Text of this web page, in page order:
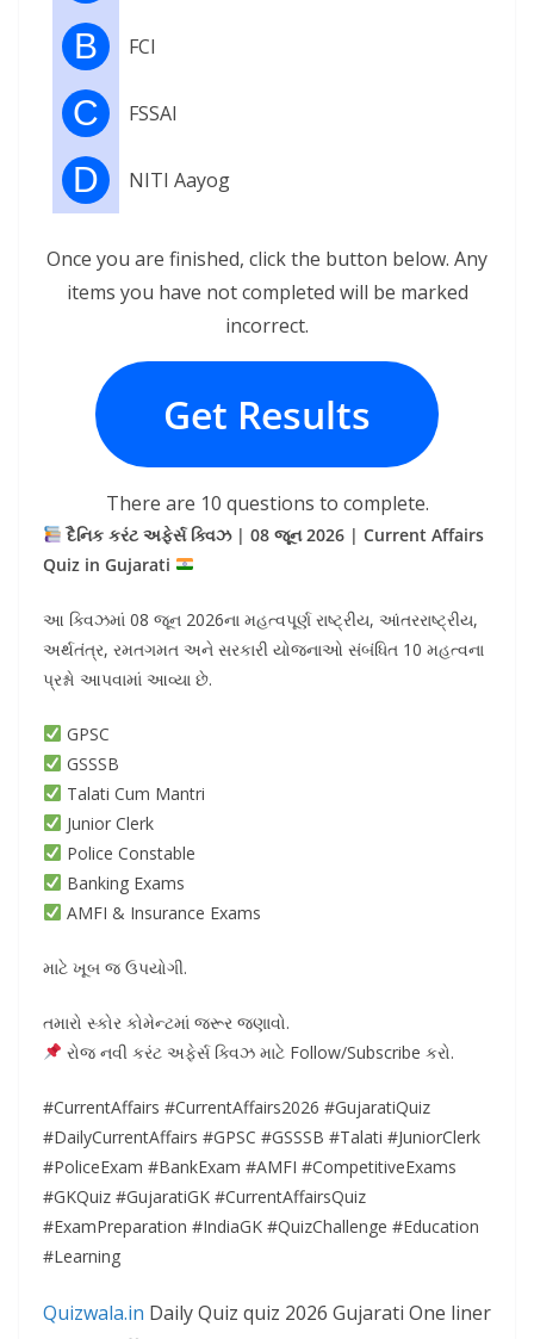
B FCI
C FSSAI
D NITI Aayog
Once you are finished, click the button below. Any
items you have not completed will be marked
incorrect.
Get Results
There are 10 questions to complete.
દૈનિક કરંટ અફેર્સ ક્વિઝ | 08 જૂન 2026 | Current Affairs
Quiz in Gujarati
આ ક્વિઝમાં 08 જૂન 2026ના મહત્વપૂર્ણ રાષ્ટ્રીય, આંતરરાષ્ટ્રીય,
અર્થતંત્ર, રમતગમત અને સરકારી યોજનાઓ સંબંધિત 10 મહત્વના
પ્રશ્નો આપવામાં આવ્યા છે.
GPSC
GSSSB
Talati Cum Mantri
Junior Clerk
Police Constable
Banking Exams
AMFI & Insurance Exams
માટે ખૂબ જ ઉપયોગી.
તમારો સ્કોર કોમેન્ટમાં જરૂર જણાવો.
રોજ નવી કરંટ અફેર્સ ક્વિઝ માટે Follow/Subscribe કરો.
#CurrentAffairs #CurrentAffairs2026 #GujaratiQuiz
#DailyCurrentAffairs #GPSC #GSSSB #Talati #JuniorClerk
#PoliceExam #BankExam #AMFI #CompetitiveExams
#GKQuiz #GujaratiGK #CurrentAffairsQuiz
#ExamPreparation #IndiaGK #QuizChallenge #Education
#Learning
Quizwala.in Daily Quiz quiz 2026 Gujarati One liner